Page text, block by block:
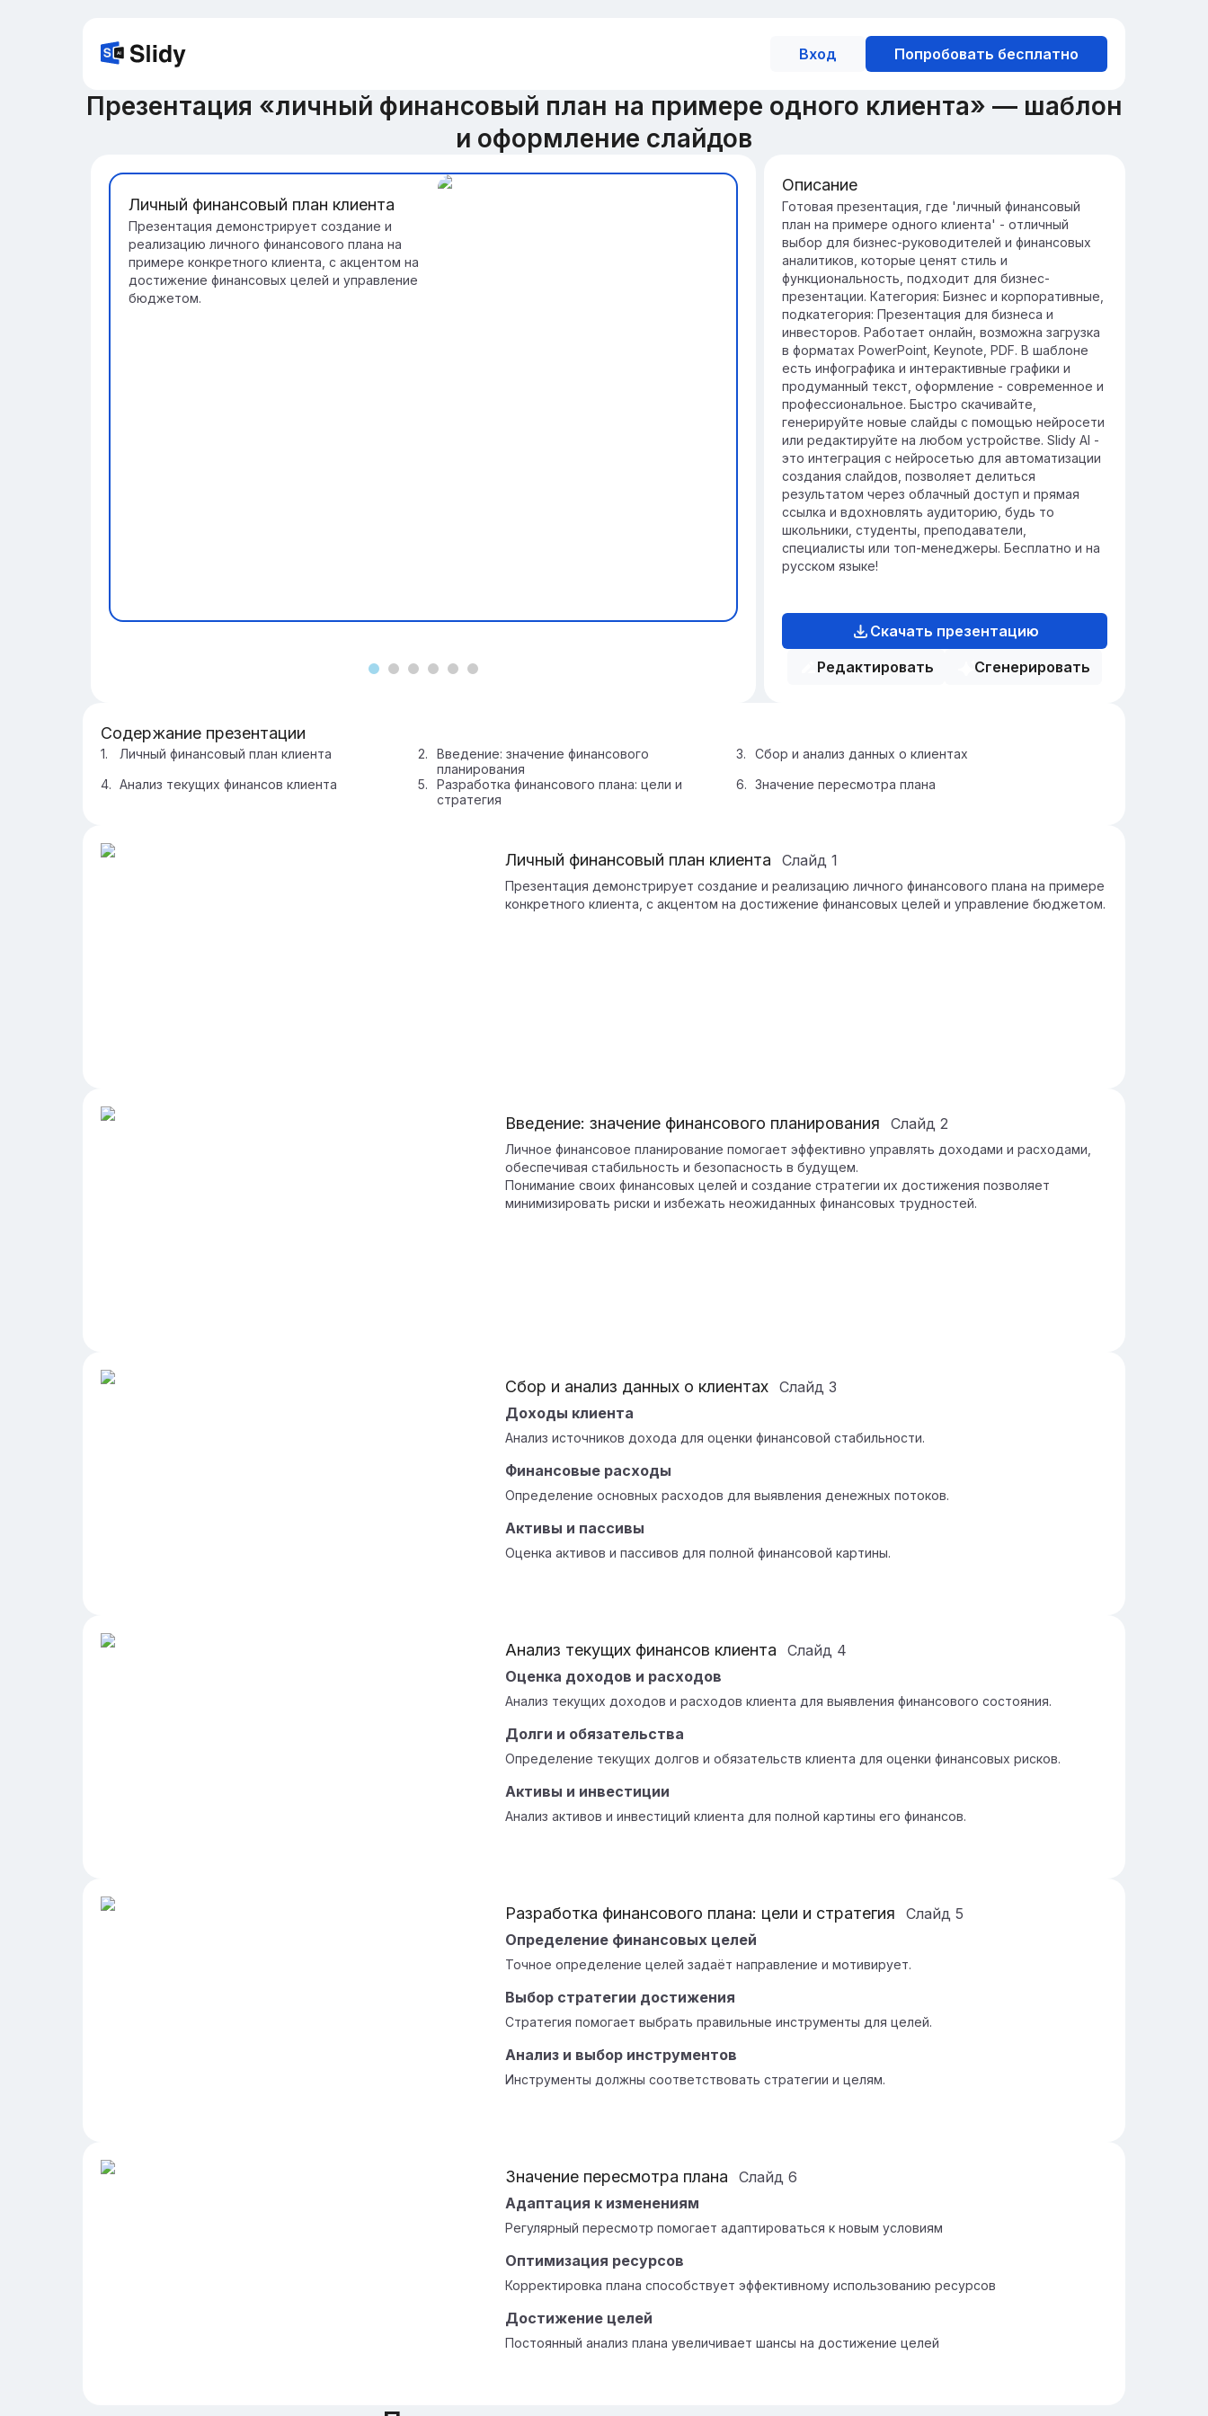
Вход Попробовать бесплатно
Презентация «личный финансовый план на примере одного клиента» — шаблон
и оформление слайдов
Личный финансовый план клиента
Презентация демонстрирует создание и
реализацию личного финансового плана на
примере конкретного клиента, с акцентом на
достижение финансовых целей и управление
бюджетом.
Введение: значение финансового
планирования
Личное финансовое планирование помогает
эффективно управлять доходами и
расходами, обеспечивая стабильность и
безопасность в будущем.
Понимание своих финансовых целей и
создание стратегии их достижения
позволяет минимизировать риски и избежать
неожиданных финансовых трудностей.
Описание
Готовая презентация, где 'личный финансовый
план на примере одного клиента' - отличный
выбор для бизнес-руководителей и финансовых
аналитиков, которые ценят стиль и
функциональность, подходит для бизнес-
презентации. Категория: Бизнес и корпоративные,
подкатегория: Презентация для бизнеса и
инвесторов. Работает онлайн, возможна загрузка
в форматах PowerPoint, Keynote, PDF. В шаблоне
есть инфографика и интерактивные графики и
продуманный текст, оформление - современное и
профессиональное. Быстро скачивайте,
генерируйте новые слайды с помощью нейросети
или редактируйте на любом устройстве. Slidy AI -
это интеграция с нейросетью для автоматизации
создания слайдов, позволяет делиться
результатом через облачный доступ и прямая
ссылка и вдохновлять аудиторию, будь то
школьники, студенты, преподаватели,
специалисты или топ-менеджеры. Бесплатно и на
русском языке!
Скачать презентацию
Редактировать
Сгенерировать
Содержание презентации
Личный финансовый план клиента
Введение: значение финансового
планирования
Сбор и анализ данных о клиентах
Анализ текущих финансов клиента
Разработка финансового плана: цели и
стратегия
Значение пересмотра плана
Личный финансовый план клиента Слайд 1
Презентация демонстрирует создание и реализацию личного финансового плана на примере
конкретного клиента, с акцентом на достижение финансовых целей и управление бюджетом.
Введение: значение финансового планирования Слайд 2
Личное финансовое планирование помогает эффективно управлять доходами и расходами,
обеспечивая стабильность и безопасность в будущем.
Понимание своих финансовых целей и создание стратегии их достижения позволяет
минимизировать риски и избежать неожиданных финансовых трудностей.
Сбор и анализ данных о клиентах Слайд 3
Доходы клиента
Анализ источников дохода для оценки финансовой стабильности.
Финансовые расходы
Определение основных расходов для выявления денежных потоков.
Активы и пассивы
Оценка активов и пассивов для полной финансовой картины.
Анализ текущих финансов клиента Слайд 4
Оценка доходов и расходов
Анализ текущих доходов и расходов клиента для выявления финансового состояния.
Долги и обязательства
Определение текущих долгов и обязательств клиента для оценки финансовых рисков.
Активы и инвестиции
Анализ активов и инвестиций клиента для полной картины его финансов.
Разработка финансового плана: цели и стратегия Слайд 5
Определение финансовых целей
Точное определение целей задаёт направление и мотивирует.
Выбор стратегии достижения
Стратегия помогает выбрать правильные инструменты для целей.
Анализ и выбор инструментов
Инструменты должны соответствовать стратегии и целям.
Значение пересмотра плана Слайд 6
Адаптация к изменениям
Регулярный пересмотр помогает адаптироваться к новым условиям
Оптимизация ресурсов
Корректировка плана способствует эффективному использованию ресурсов
Достижение целей
Постоянный анализ плана увеличивает шансы на достижение целей